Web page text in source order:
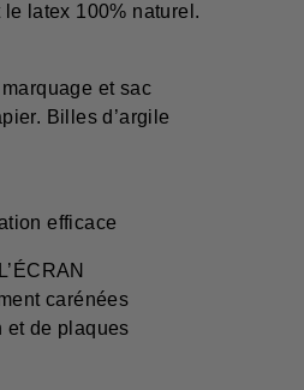
latex 100% naturel.
et sac
Billes d’argile
efficace
carénées
et de plaques